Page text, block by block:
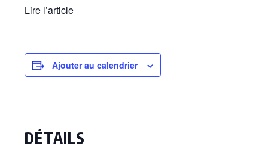
Lire l’article
Ajouter au calendrier
DÉTAILS